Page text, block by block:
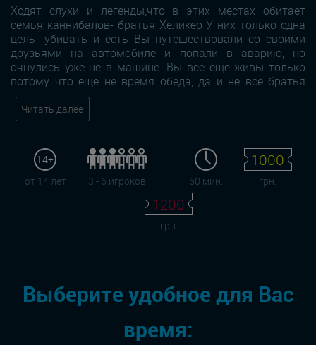
Ходят слухи и легенды,что в этих местах обитает
семья каннибалов- братья Хеликер У них только одна
цель- убивать и есть Вы путешествовали со своими
друзьями на автомобиле и попали в аварию, но
очнулись уже не в машине. Вы все еще живы только
потому что еще не время обеда, да и не все братья
Читать далее
14+
от 14 лет
3 - 6 игроков 60 мин.
1000
грн.
1200
грн.
Выберите удобное для Вас
время: